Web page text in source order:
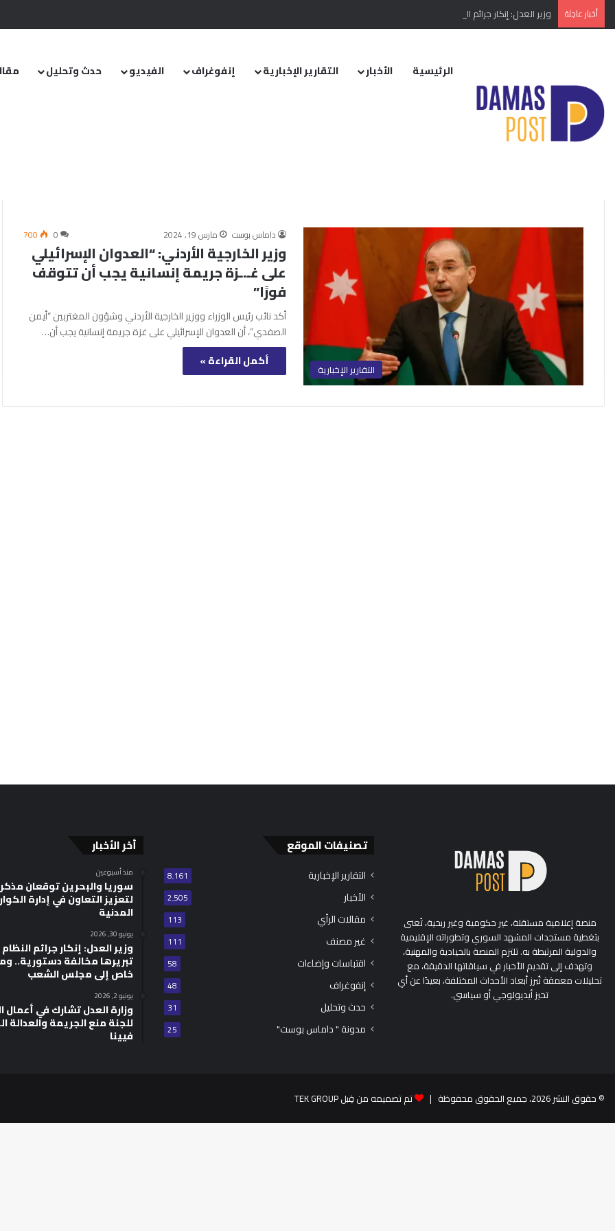
أخبار عاجلة وزير العدل: إنكار جرائم النظام البائد أو تبريرها مخالفة دستورية.. ومشروع قانون خاص إلى مجلس الشعب
الرئيسية الأخبار التقارير الإخبارية إنفوغراف الفيديو حدث وتحليل
الرئيسية/جريمة إنسانية
جريمة إنسانية
التقارير الإخبارية
داماس بوست مارس 19, 2024 0
700
وزير الخارجية الأردني: “العدوان الإسرائيلي
على غـ.ـزة جريمة إنسانية يجب أن تتوقف
فورًا”
أكد نائب رئيس الوزراء ووزير الخارجية الأردني وشؤون المغتربين “أيمن
الصفدي”، أن العدوان الإسرائيلي على غزة جريمة إنسانية يجب أن…
أكمل القراءة »
منصة إعلامية مستقلة، غير حكومية وغير ربحية، تُعنى
بتغطية مستجدات المشهد السوري وتطوراته الإقليمية
والدولية المرتبطة به. تلتزم المنصة بالحيادية والمهنية،
وتهدف إلى تقديم الأخبار في سياقاتها الدقيقة، مع
تحليلات معمقة تُبرز أبعاد الأحداث المختلفة، بعيدًا عن أي
تحيز أيديولوجي أو سياسي.
تصنيفات الموقع
التقارير الإخبارية 8٬161
الأخبار 2٬505
مقالات الرأي 113
غير مصنف 111
اقتباسات وإضاءات 58
إنفوغراف 48
حدث وتحليل 31
مدونة " داماس بوست" 25
أخر الأخبار
منذ أسبوعين
سوريا والبحرين توقعان
لتعزيز التعاون في إدارة
المدنية
يونيو 30, 2026
وزير العدل: إنكار جرائم النظام
تبريرها مخالفة دستورية..
خاص إلى مجلس الشعب
يونيو 2, 2026
للجنة منع الجريمة والعدالة
فيينا
© حقوق النشر 2026، جميع الحقوق محفوظة | تم تصميمه من قِبل TEK GROUP